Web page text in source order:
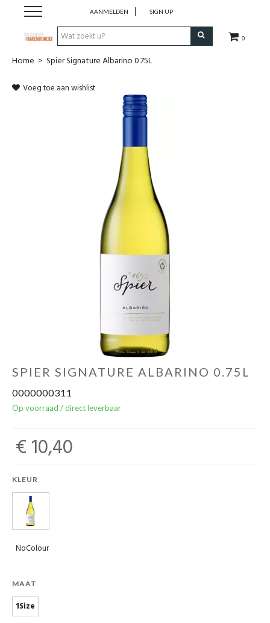
0
AANMELDEN SIGN UP
Wijnen
Alcoholvrije dranken
Geels Witteke De Maan's Jenever
Home > Spier Signature Albarino 0.75L
Voeg toe aan wishlist
SPIER SIGNATURE ALBARINO 0.75L
0000000311
Op voorraad / direct leverbaar
€ 10,40
KLEUR
NoColour
MAAT
1Size